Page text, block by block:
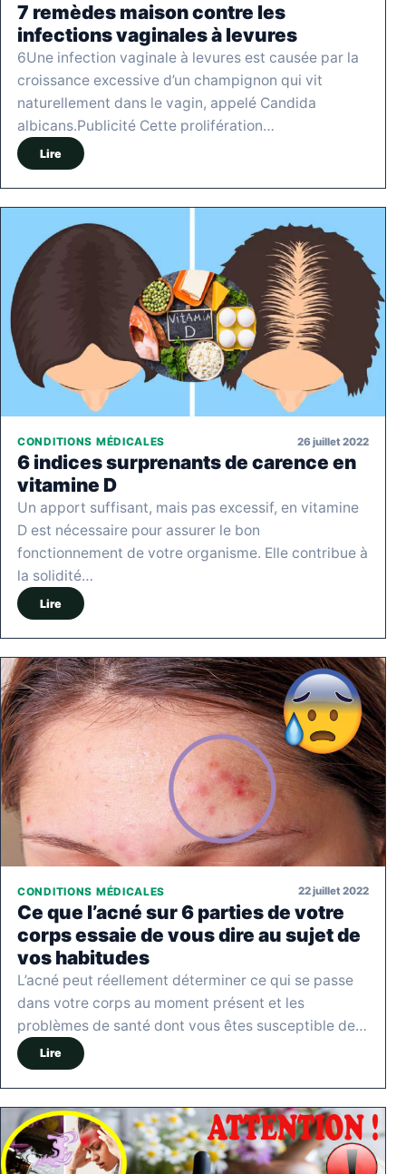
7 remèdes maison contre les
infections vaginales à levures
6Une infection vaginale à levures est causée par la
croissance excessive d’un champignon qui vit
naturellement dans le vagin, appelé Candida
albicans.Publicité Cette prolifération…
Lire
CONDITIONS MÉDICALES 26 juillet 2022
6 indices surprenants de carence en
vitamine D
Un apport suffisant, mais pas excessif, en vitamine
D est nécessaire pour assurer le bon
fonctionnement de votre organisme. Elle contribue à
la solidité…
Lire
CONDITIONS MÉDICALES 22 juillet 2022
Ce que l’acné sur 6 parties de votre
corps essaie de vous dire au sujet de
vos habitudes
L’acné peut réellement déterminer ce qui se passe
dans votre corps au moment présent et les
problèmes de santé dont vous êtes susceptible de…
Lire